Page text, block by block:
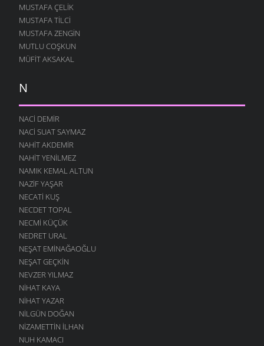
MUSTAFA ÇELIK
MUSTAFA TILCI
MUSTAFA ZENGIN
MUTLU COŞKUN
MÜFIT AKSAKAL
N
NACI DEMIR
NACI SUAT SAYMAZ
NAHIT AKDEMIR
NAHIT YENILMEZ
NAMIK KEMAL ALTUN
NAZIF YAŞAR
NECATI KUŞ
NECDET TOPAL
NECMI KÜÇÜK
NEDRET URAL
NEŞAT EMINAĞAOĞLU
NEŞAT GEÇKIN
NEVZER YILMAZ
NIHAT KAYA
NIHAT YAZAR
NILGÜN DOĞAN
NIZAMETTIN İLHAN
NUH KAMACI